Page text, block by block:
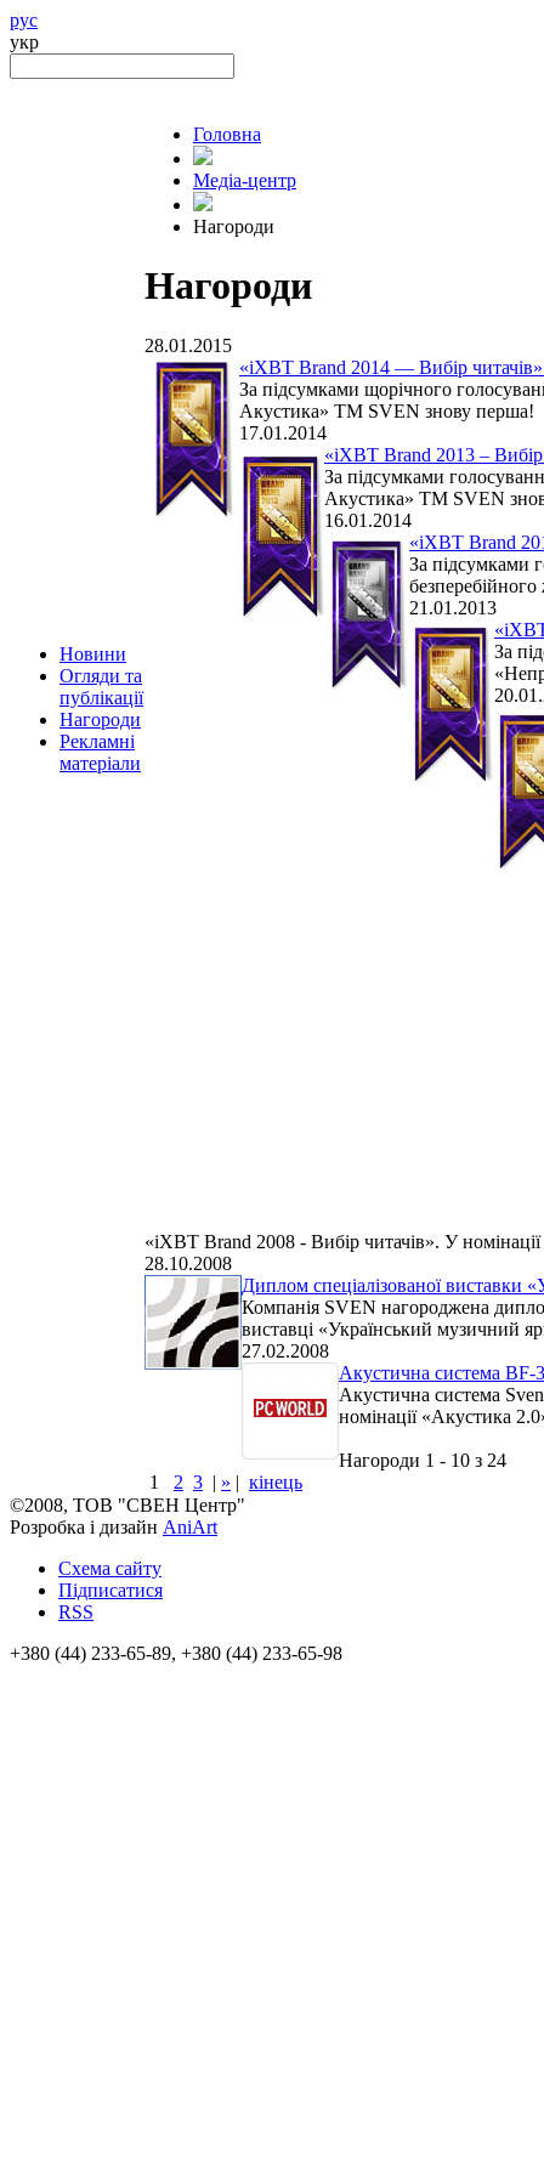
рус
укр
Новини
Огляди та
публікації
Нагороди
Рекламні
матеріали
Головна
Медіа-центр
Нагороди
Нагороди
28.01.2015
«iXBT Brand 2014 — Вибір
За підсумками щорічного
Акустика» ТМ SVEN знову перша!
17.01.2014
«iXBT Brand 2013 – Вибір
За підсумками
Акустика» TM SVEN
16.01.2014
«iXBT Brand
За підсумками
21.01.2013
За
«iXBT Brand 2008 - Вибір читачів». У
28.10.2008
Диплом спеціалізованої виставки
Компанія SVEN нагороджена
виставці «Український музичний
27.02.2008
Акустична система
Акустична система
номінації «Акустика
Нагороди 1 - 10 з 24
1
2 3 | » | кінець
©2008, ТОВ "СВЕН Центр"
Розробка і дизайн AniArt
Схема сайту
Підписатися
RSS
+380 (44) 233-65-89, +380 (44) 233-65-98